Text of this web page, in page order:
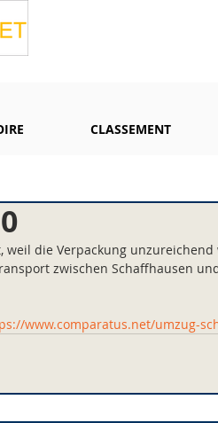
CLASSEMENT
die Verpackung unzureichend
zwischen Schaffhausen
www.comparatus.net/umzug-